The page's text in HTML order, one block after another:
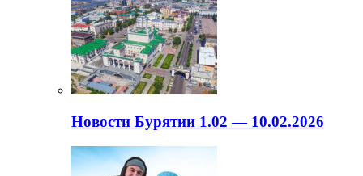
Новости Бурятии 1.02 — 10.02.2026